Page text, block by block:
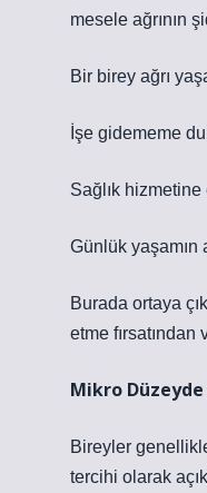
mesele ağrının
Bir birey ağrı
İşe gidememe
Sağlık
Günlük yaşamın
Burada ortaya
etme
Mikro
Bireyler
tercihi olarak